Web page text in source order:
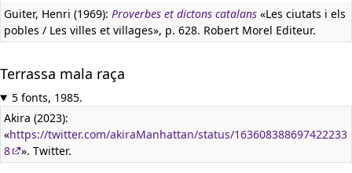
Guiter, Henri (1969): Proverbes et dictons catalans «Les ciutats i els
pobles / Les villes et villages», p. 628. Robert Morel Editeur.
Terrassa mala raça
5 fonts, 1985.
Akira (2023):
«https://twitter.com/akiraManhattan/status/163608388697422233
8
». Twitter.